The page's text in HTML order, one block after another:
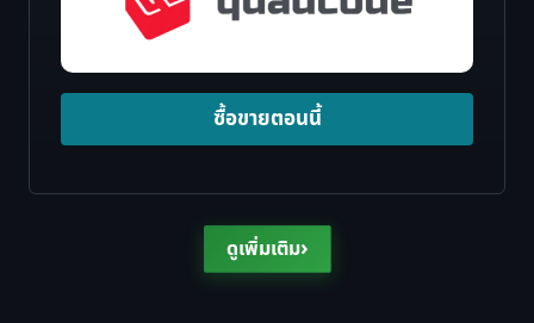
ซื้อขายตอนนี้
ดูเพิ่มเติม›